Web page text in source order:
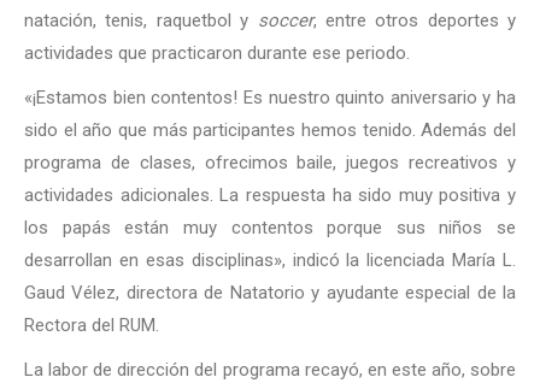
natación, tenis, raquetbol y soccer, entre otros deportes y
actividades que practicaron durante ese periodo.
«¡Estamos bien contentos! Es nuestro quinto aniversario y ha
sido el año que más participantes hemos tenido. Además del
programa de clases, ofrecimos baile, juegos recreativos y
actividades adicionales. La respuesta ha sido muy positiva y
los papás están muy contentos porque sus niños se
desarrollan en esas disciplinas», indicó la licenciada María L.
Gaud Vélez, directora de Natatorio y ayudante especial de la
Rectora del RUM.
La labor de dirección del programa recayó, en este año, sobre